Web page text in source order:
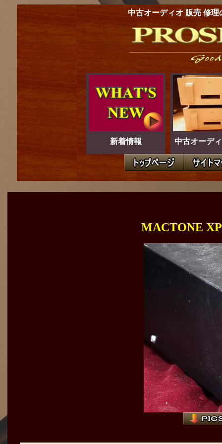
中古オーディオ 販売 修理
新着情報 中古オーデ
MACTONE